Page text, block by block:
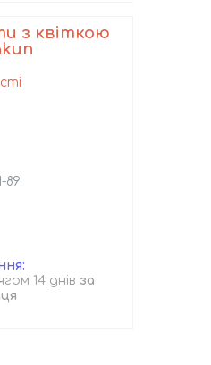
з квіткою
89
14 днів за